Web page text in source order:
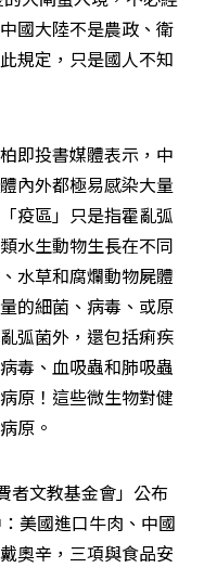
國大陸不是農政、衛
規定，只是國人不知
即投書媒體表示，中
內外都極易感染大量
疫區」只是指霍亂弧
水生動物生長在不同
水草和腐爛動物屍體
的細菌、病毒、或原
弧菌外，還包括痢疾
毒、血吸蟲和肺吸蟲
原！這些微生物對健
原。
者文教基金會」公布
美國進口牛肉、中國
奧辛，三項與食品安